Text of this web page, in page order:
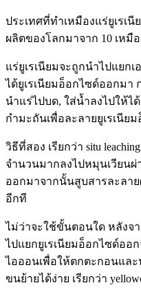
ประเทศที่ทำเหมืองแร่ยูเรเนี
ผลิตของโลกมาจาก 10 เหมื
แร่ยูเรเนียมจะถูกนำไปแยก
ได้ยูเรเนียมอ็อกไซด์ออกมา
นำแร่ไปบด, ใส่น้ำลงไปให้ไ
กำมะถันเพื่อละลายยูเรเนีย
วิธีที่สอง เรียกว่า situ
จำนวนมากลงไปหมุนเวียนผ่
ออกมาจากนั้นสูบสารละลาย
อีกที
ไม่ว่าจะใช้ขั้นตอนใด หลังจ
ไปแยกยูเรเนียมอ็อกไซด์ออ
ไอออนเพื่อให้ตกตะกอนและ
ขนย้ายได้ง่าย เรียกว่า